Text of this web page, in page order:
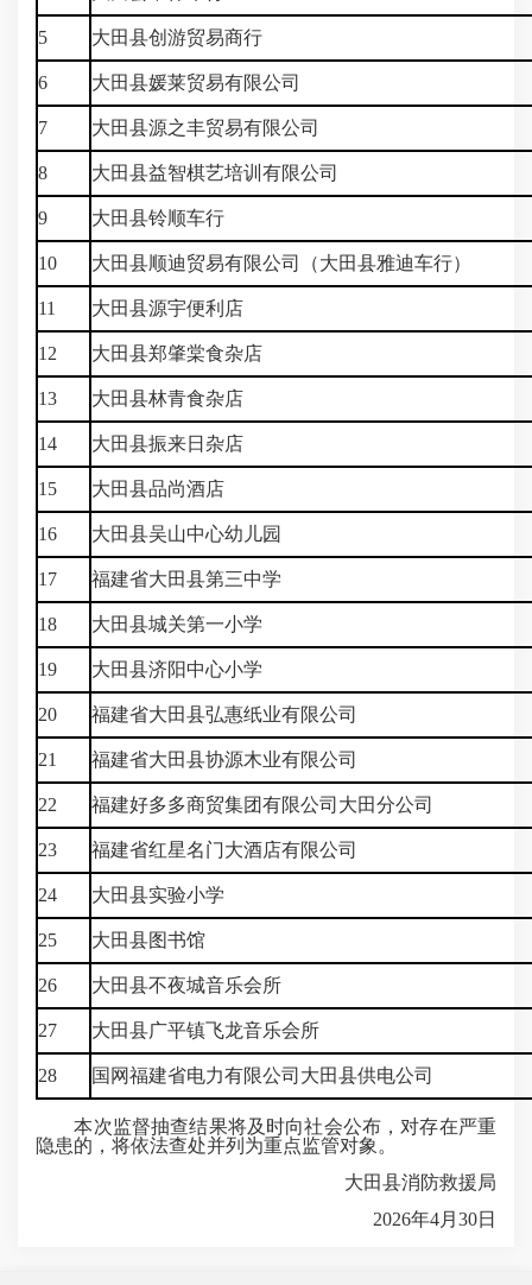
5 大田县创游贸易商行
6 大田县媛莱贸易有限公司
7 大田县源之丰贸易有限公司
8 大田县益智棋艺培训有限公司
9 大田县铃顺车行
10 大田县顺迪贸易有限公司（大田县雅迪车行）
11 大田县源宇便利店
12 大田县郑肇棠食杂店
13 大田县林青食杂店
14 大田县振来日杂店
15 大田县品尚酒店
16 大田县吴山中心幼儿园
17 福建省大田县第三中学
18 大田县城关第一小学
19 大田县济阳中心小学
20 福建省大田县弘惠纸业有限公司
21 福建省大田县协源木业有限公司
22 福建好多多商贸集团有限公司大田分公司
23 福建省红星名门大酒店有限公司
24 大田县实验小学
25 大田县图书馆
26 大田县不夜城音乐会所
27 大田县广平镇飞龙音乐会所
28 国网福建省电力有限公司大田县供电公司
本次监督抽查结果将及时向社会公布，对存在严重
隐患的，将依法查处并列为重点监管对象。
大田县消防救援局
2026年4月30日